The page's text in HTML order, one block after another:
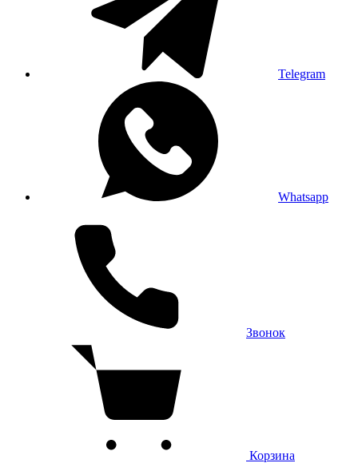
Telegram
Whatsapp
Звонок
Корзина